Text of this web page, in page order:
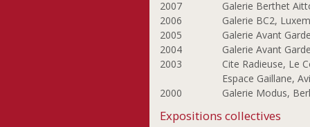
2007
Galerie Berthet
2006
Galerie BC2,
2005
Galerie Avant
2004
Galerie Avant
2003
Cite Radieuse, Le
Espace Gaillane,
2000
Galerie Modus,
Expositions collectives